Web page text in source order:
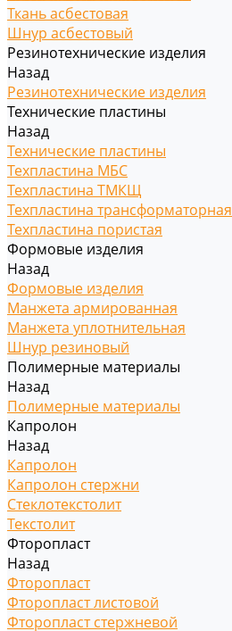
Ткань асбестовая
Шнур асбестовый
Резинотехнические изделия
Назад
Резинотехнические изделия
Технические пластины
Назад
Технические пластины
Техпластина МБС
Техпластина ТМКЩ
Техпластина трансформаторная
Техпластина пористая
Формовые изделия
Назад
Формовые изделия
Манжета армированная
Манжета уплотнительная
Шнур резиновый
Полимерные материалы
Назад
Полимерные материалы
Капролон
Назад
Капролон
Капролон стержни
Стеклотекстолит
Текстолит
Фторопласт
Назад
Фторопласт
Фторопласт листовой
Фторопласт стержневой